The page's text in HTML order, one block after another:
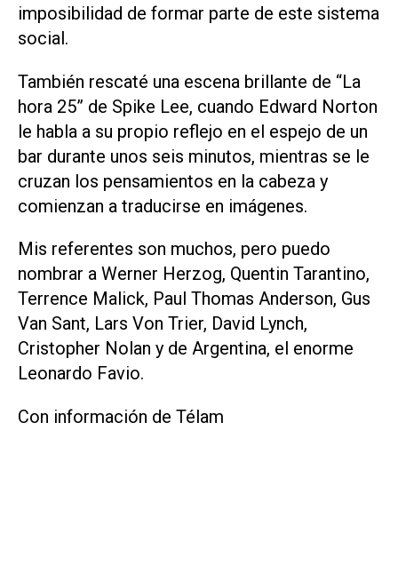
imposibilidad de formar parte de este sistema
social.
También rescaté una escena brillante de “La
hora 25” de Spike Lee, cuando Edward Norton
le habla a su propio reflejo en el espejo de un
bar durante unos seis minutos, mientras se le
cruzan los pensamientos en la cabeza y
comienzan a traducirse en imágenes.
Mis referentes son muchos, pero puedo
nombrar a Werner Herzog, Quentin Tarantino,
Terrence Malick, Paul Thomas Anderson, Gus
Van Sant, Lars Von Trier, David Lynch,
Cristopher Nolan y de Argentina, el enorme
Leonardo Favio.
Con información de Télam